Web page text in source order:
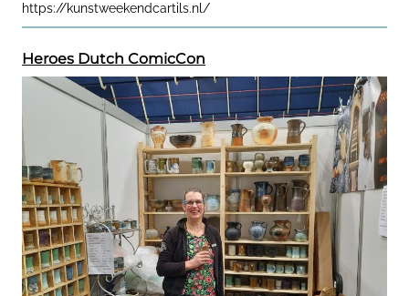
https://kunstweekendcartils.nl/
Heroes Dutch ComicCon